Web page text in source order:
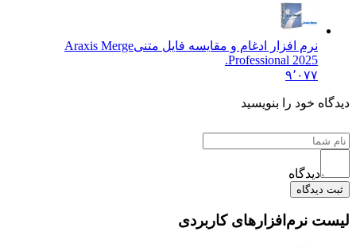
نرم افزار ادغام و مقایسه فایل متنیAraxis Merge
Professional 2025.
۹٬۰۷۷
دیدگاه خود را بنویسید
دیدگاه
ثبت دیدگاه
لیست نرم‌افزارهای کاربردی